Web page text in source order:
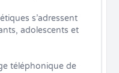
s’adressent
adolescents et
téléphonique de